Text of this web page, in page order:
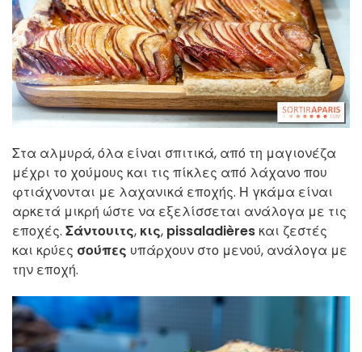
Στα αλμυρά, όλα είναι σπιτικά, από τη μαγιονέζα
μέχρι το χούμους και τις πίκλες από λάχανο που
φτιάχνονται με λαχανικά εποχής. Η γκάμα είναι
αρκετά μικρή ώστε να εξελίσσεται ανάλογα με τις
εποχές. Σάντουιτς, κις, pissaladières και ζεστές
και κρύες σούπες υπάρχουν στο μενού, ανάλογα με
την εποχή.